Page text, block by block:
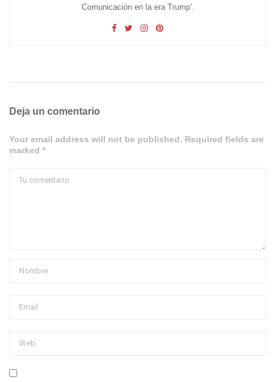
Comunicación en la era Trump'.
Deja un comentario
Your email address will not be published. Required fields are
marked *